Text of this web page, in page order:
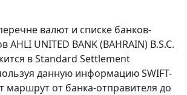
валют и списке банков-
AHLI UNITED BANK (BAHRAIN) B.S.C.
в Standard Settlement
данную информацию SWIFT-
маршрут от банка-отправителя до